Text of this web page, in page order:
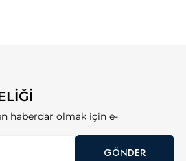
haberdar olmak için e-
GÖNDER